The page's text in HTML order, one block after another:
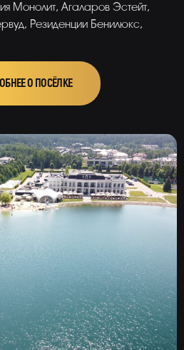
Монолит, Агаларов Эстейт,
Резиденции Бенилюкс,
О ПОСЁЛКЕ